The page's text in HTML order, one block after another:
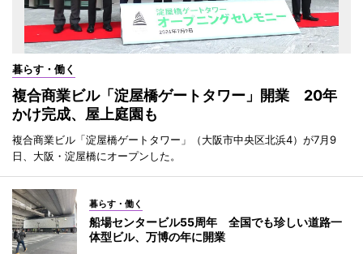
暮らす・働く
複合商業ビル「淀屋橋ゲートタワー」開業 20年
かけ完成、屋上庭園も
複合商業ビル「淀屋橋ゲートタワー」（大阪市中央区北浜4）が7月9
日、大阪・淀屋橋にオープンした。
暮らす・働く
船場センタービル55周年 全国でも珍しい道路一
体型ビル、万博の年に開業